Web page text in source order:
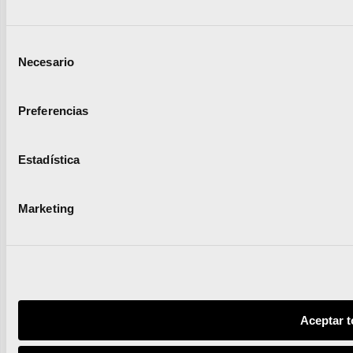
Necesario
Preferencias
Estadística
Marketing
Aceptar